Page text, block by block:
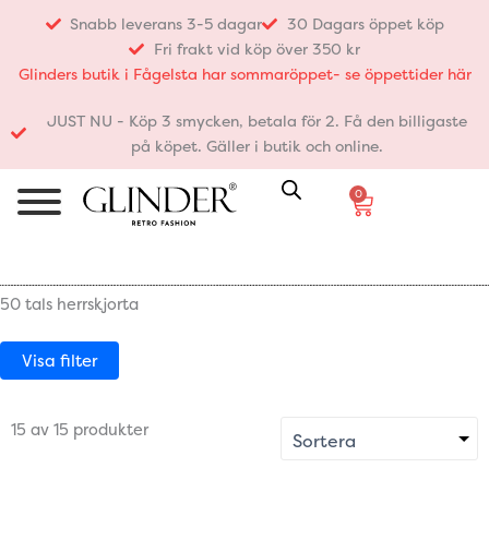
innehåll
Snabb leverans 3-5 dagar
30 Dagars öppet köp
Fri frakt vid köp över 350 kr
Glinders butik i Fågelsta har sommaröppet- se öppettider här
JUST NU - Köp 3 smycken, betala för 2. Få den billigaste
på köpet. Gäller i butik och online.
0
Varukorg
50 tals herrskjorta
Visa filter
15 av 15 produkter